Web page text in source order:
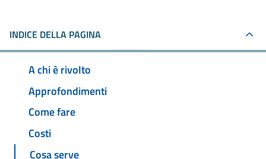
INDICE DELLA PAGINA
A chi è rivolto
Approfondimenti
Come fare
Costi
Cosa serve